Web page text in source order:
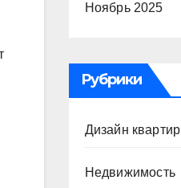
Ноябрь 2025
Рубрики
Дизайн квартир
Недвижимость